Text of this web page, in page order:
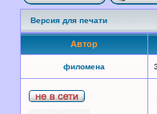
Версия для печати
Автор
филомена